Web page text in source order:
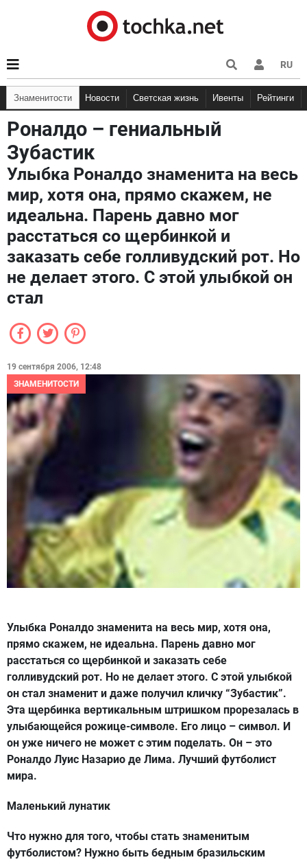
RU
Знаменитости Новости Светская жизнь Ивенты Рейтинги
Роналдо – гениальный
Зубастик
Улыбка Роналдо знаменита на весь
мир, хотя она, прямо скажем, не
идеальна. Парень давно мог
расстаться со щербинкой и
заказать себе голливудский рот. Но
не делает этого. С этой улыбкой он
стал
19 сентября 2006, 12:48
ЗНАМЕНИТОСТИ
Улыбка Роналдо знаменита на весь мир, хотя она,
прямо скажем, не идеальна. Парень давно мог
расстаться со щербинкой и заказать себе
голливудский рот. Но не делает этого. С этой улыбкой
он стал знаменит и даже получил кличку “Зубастик”.
Эта щербинка вертикальным штришком прорезалась в
улыбающейся рожице-символе. Его лицо – символ. И
он уже ничего не может с этим поделать. Он – это
Роналдо Луис Назарио де Лима. Лучший футболист
мира.
Маленький лунатик
Что нужно для того, чтобы стать знаменитым
футболистом? Нужно быть бедным бразильским